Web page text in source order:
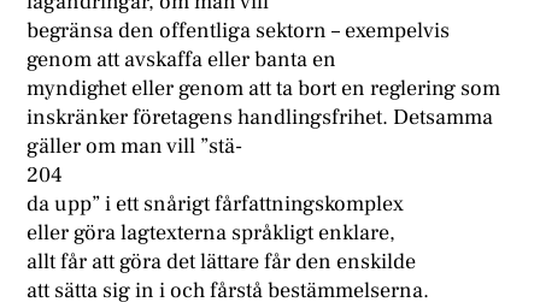
begränsa den offentliga sektorn – exempelvis
genom att avskaffa eller banta en
myndighet eller genom att ta bort en reglering som
inskränker företagens handlingsfrihet. Detsamma
gäller om man vill ”stä-
204
da upp” i ett snårigt fårfattningskomplex
eller göra lagtexterna språkligt enklare,
allt får att göra det lättare får den enskilde
att sätta sig in i och fårstå bestämmelserna.